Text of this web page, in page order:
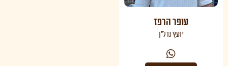
עופר הרפז
יועץ נדל"ן